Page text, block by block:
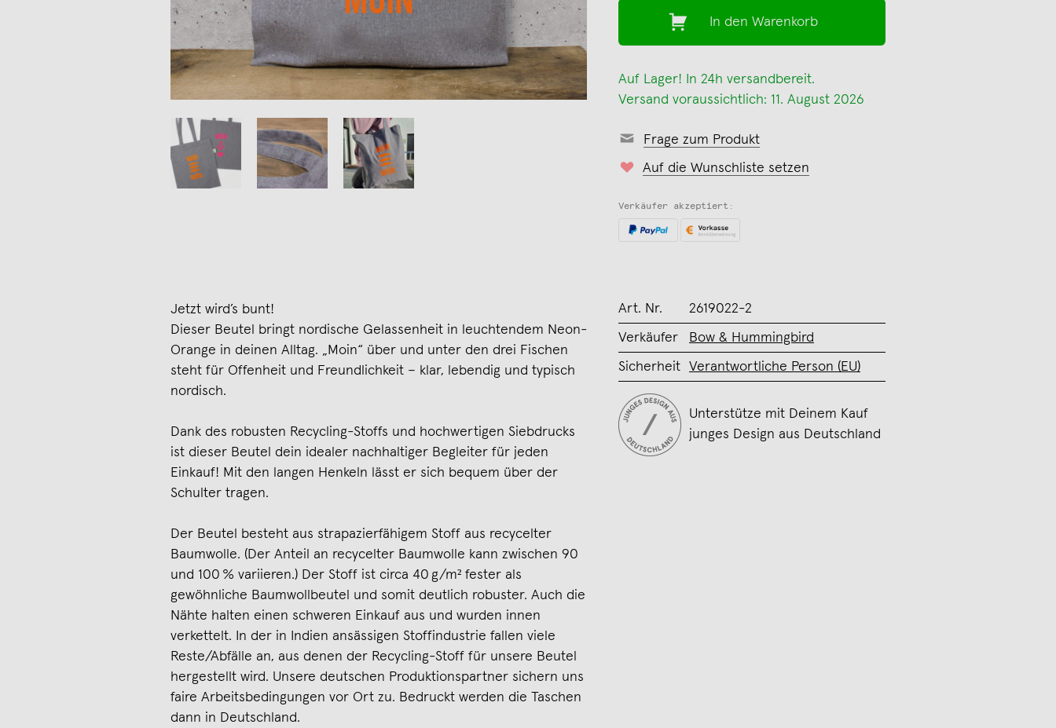
In den Warenkorb
Auf Lager! In 24h versandbereit.
Versand voraussichtlich: 11. August 2026
Frage zum Produkt
Auf die Wunschliste setzen
Verkäufer akzeptiert:
Jetzt wird’s bunt!
Dieser Beutel bringt nordische Gelassenheit in leuchtendem Neon-
Orange in deinen Alltag. „Moin“ über und unter den drei Fischen
steht für Offenheit und Freundlichkeit – klar, lebendig und typisch
nordisch.
Dank des robusten Recycling-Stoffs und hochwertigen Siebdrucks
ist dieser Beutel dein idealer nachhaltiger Begleiter für jeden
Einkauf! Mit den langen Henkeln lässt er sich bequem über der
Schulter tragen.
Der Beutel besteht aus strapazierfähigem Stoff aus recycelter
Baumwolle. (Der Anteil an recycelter Baumwolle kann zwischen 90
und 100 % variieren.) Der Stoff ist circa 40 g/m² fester als
gewöhnliche Baumwollbeutel und somit deutlich robuster. Auch die
Nähte halten einen schweren Einkauf aus und wurden innen
verkettelt. In der in Indien ansässigen Stoffindustrie fallen viele
Reste/Abfälle an, aus denen der Recycling-Stoff für unsere Beutel
hergestellt wird. Unsere deutschen Produktionspartner sichern uns
faire Arbeitsbedingungen vor Ort zu. Bedruckt werden die Taschen
dann in Deutschland.
Art. Nr. 2619022-2
Verkäufer Bow & Hummingbird
Sicherheit Verantwortliche Person (EU)
Unterstütze mit Deinem Kauf
junges Design aus Deutschland